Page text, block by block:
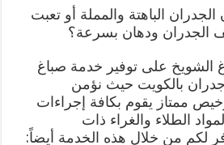
الباهتة والمملة أو تعبت
الجدران ودهان بسرعة؟
على توفير خدمة صباغ
بالكويت حيث نؤمن
ممتاز يقوم بكافة إجراءات
الطلاء والغراء ذات
لكم من خلال هذه الخدمة أيضاً: